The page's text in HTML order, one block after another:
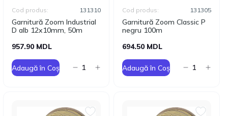
Garnitură Zoom Industrial
D alb 12x10mm, 50m
Cod produs: 131310
957.90 MDL
Adaugă în Coș
Garnitură Zoom Classic P
negru 100m
Cod produs: 131305
694.50 MDL
Adaugă în Coș